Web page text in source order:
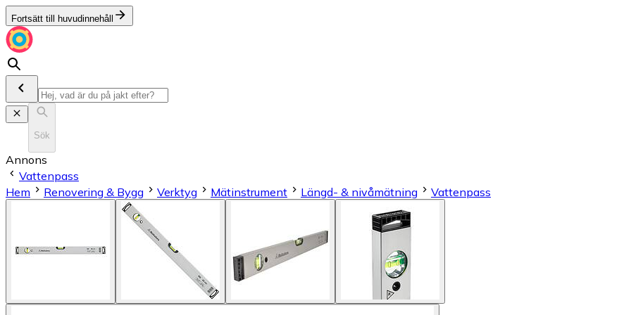
Fortsätt till huvudinnehåll
Sök
Annons
Vattenpass
Hem
Renovering & Bygg Verktyg Mätinstrument Längd- & nivåmätning Vattenpass